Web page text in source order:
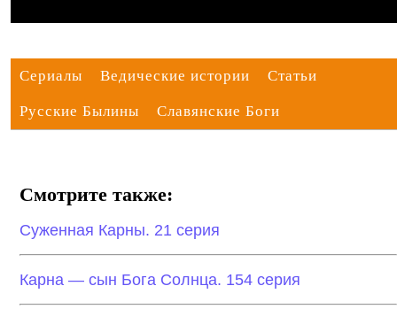
Сериалы Ведические истории Статьи
Русские Былины Славянские Боги
Смотрите также:
Суженная Карны. 21 серия
Карна — сын Бога Солнца. 154 серия